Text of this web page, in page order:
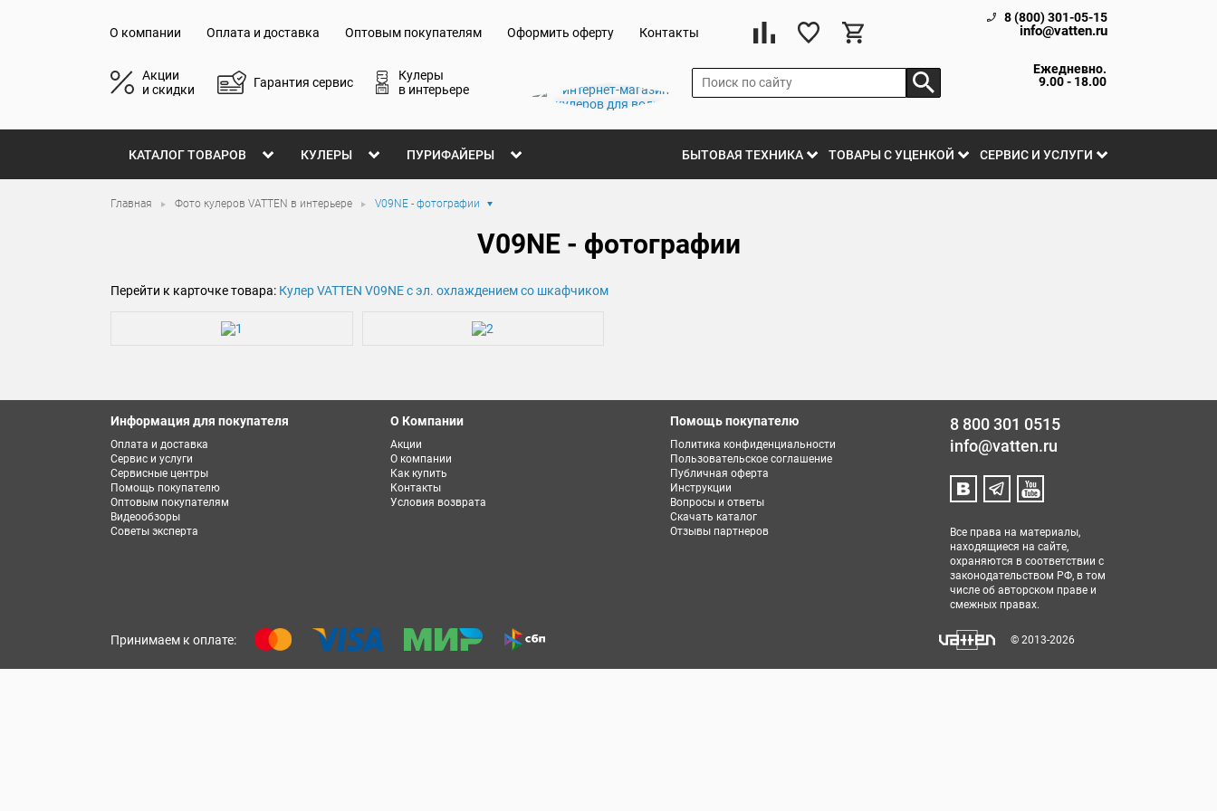
О компании Оплата и доставка Оптовым покупателям Оформить оферту Контакты
8 (800) 301-05-15
info@vatten.ru
Акции
и скидки
Гарантия сервис
Кулеры
в интерьере
Ежедневно.
9.00 - 18.00
КАТАЛОГ ТОВАРОВ КУЛЕРЫ ПУРИФАЙЕРЫ БЫТОВАЯ ТЕХНИКА ТОВАРЫ С УЦЕНКОЙ СЕРВИС И УСЛУГИ
Главная Фото кулеров VATTEN в интерьере V09NE - фотографии
V09NE - фотографии
Перейти к карточке товара: Кулер VATTEN V09NE с эл. охлаждением со шкафчиком
Информация для покупателя
Оплата и доставка
Сервис и услуги
Сервисные центры
Помощь покупателю
Оптовым покупателям
Видеообзоры
Советы эксперта
О Компании
Акции
О компании
Как купить
Контакты
Условия возврата
Помощь покупателю
Политика конфиденциальности
Пользовательское соглашение
Публичная оферта
Инструкции
Вопросы и ответы
Скачать каталог
Отзывы партнеров
8 800 301 0515
info@vatten.ru
Все права на материалы,
находящиеся на сайте,
охраняются в соответствии с
законодательством РФ, в том
числе об авторском праве и
смежных правах.
Принимаем к оплате: © 2013-2026